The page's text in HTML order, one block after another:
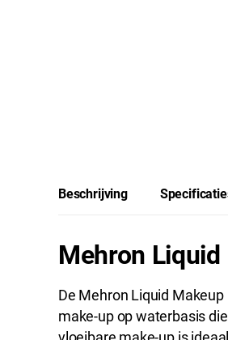
Beschrijving
Mehron
De Mehron Liquid
make-up op waterbasis